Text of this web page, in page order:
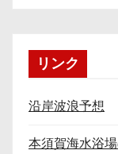
リンク
沿岸波浪予想
本須賀海水浴